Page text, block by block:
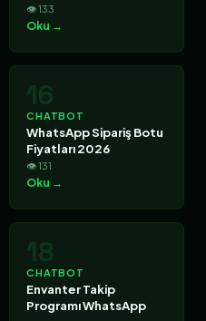
👁 133
Oku →
16
CHATBOT
WhatsApp Sipariş Botu
Fiyatları 2026
👁 131
Oku →
18
CHATBOT
Envanter Takip
Programı WhatsApp